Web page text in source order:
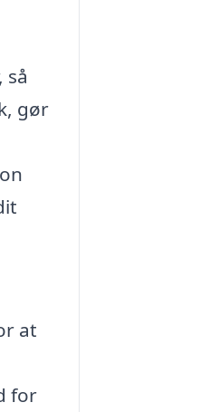
så
gør
at
for